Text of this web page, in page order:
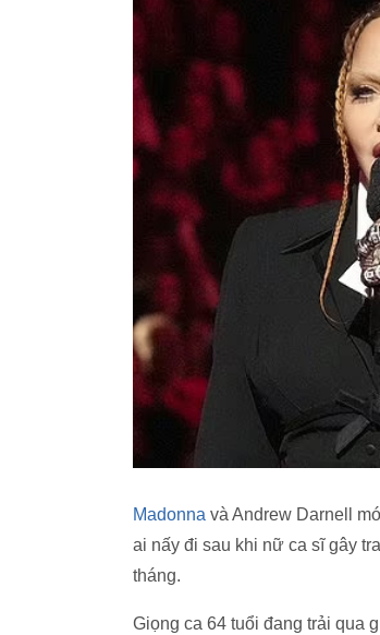
Madonna và Andrew Darnell
ai nấy đi sau khi nữ ca sĩ gây
tháng.
Giọng ca 64 tuổi đang trải qua